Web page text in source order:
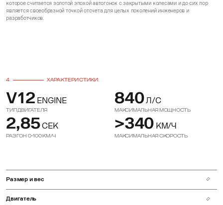
которое считается золотой эпохой автогонок с закрытыми колесами и до сих пор
является своеобразной точкой отсчета для целых поколений инженеров и
разработчиков.
4 ХАРАКТЕРИСТИКИ
V12 ENGINE
Тип двигателя
840Л/С
Максимальная мощность
2,85СЕК
Разгон 0-100 км/ч
>340 КМ/Ч
Максимальная скорость
Размер и вес
ДЛИНА
Двигатель